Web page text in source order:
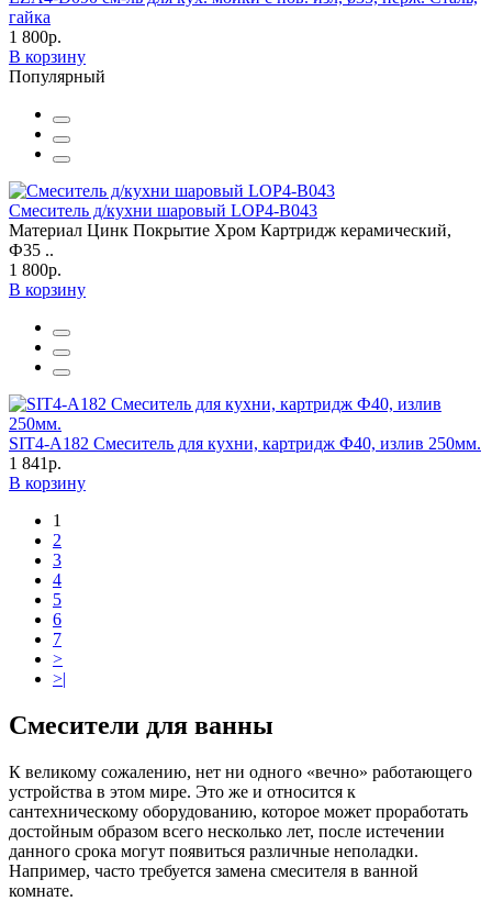
гайка
1 800р.
В корзину
Популярный
Смеситель д/кухни шаровый LOP4-B043
Материал Цинк Покрытие Хром Картридж керамический,
Ф35 ..
1 800р.
В корзину
SIT4-A182 Смеситель для кухни, картридж Ф40, излив 250мм.
1 841р.
В корзину
1
2
3
4
5
6
7
>
>|
Смесители для ванны
К великому сожалению, нет ни одного «вечно» работающего
устройства в этом мире. Это же и относится к
сантехническому оборудованию, которое может проработать
достойным образом всего несколько лет, после истечении
данного срока могут появиться различные неполадки.
Например, часто требуется замена смесителя в ванной
комнате.